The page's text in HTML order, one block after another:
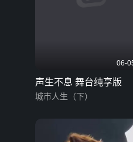
06-
声生不息 舞台纯享版
城市人生（下）